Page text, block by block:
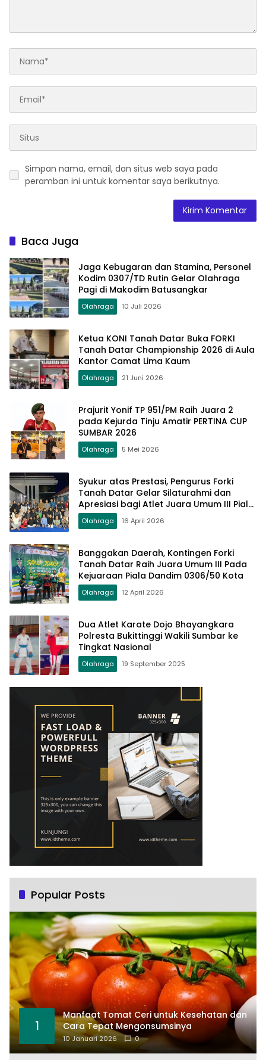
Simpan nama, email, dan situs web saya pada
peramban ini untuk komentar saya berikutnya.
Baca Juga
Jaga Kebugaran dan Stamina, Personel
Kodim 0307/TD Rutin Gelar Olahraga
Pagi di Makodim Batusangkar
Olahraga 10 Juli 2026
Ketua KONI Tanah Datar Buka FORKI
Tanah Datar Championship 2026 di Aula
Kantor Camat Lima Kaum
Olahraga 21 Juni 2026
Prajurit Yonif TP 951/PM Raih Juara 2
pada Kejurda Tinju Amatir PERTINA CUP
SUMBAR 2026
Olahraga 5 Mei 2026
Syukur atas Prestasi, Pengurus Forki
Tanah Datar Gelar Silaturahmi dan
Apresiasi bagi Atlet Juara Umum III Piala
Dandim 0306/50 Kota
Olahraga 16 April 2026
Banggakan Daerah, Kontingen Forki
Tanah Datar Raih Juara Umum III Pada
Kejuaraan Piala Dandim 0306/50 Kota
Olahraga 12 April 2026
Dua Atlet Karate Dojo Bhayangkara
Polresta Bukittinggi Wakili Sumbar ke
Tingkat Nasional
Olahraga 19 September 2025
Popular Posts
1
Manfaat Tomat Ceri untuk Kesehatan dan
Cara Tepat Mengonsumsinya
10 Januari 2026 0